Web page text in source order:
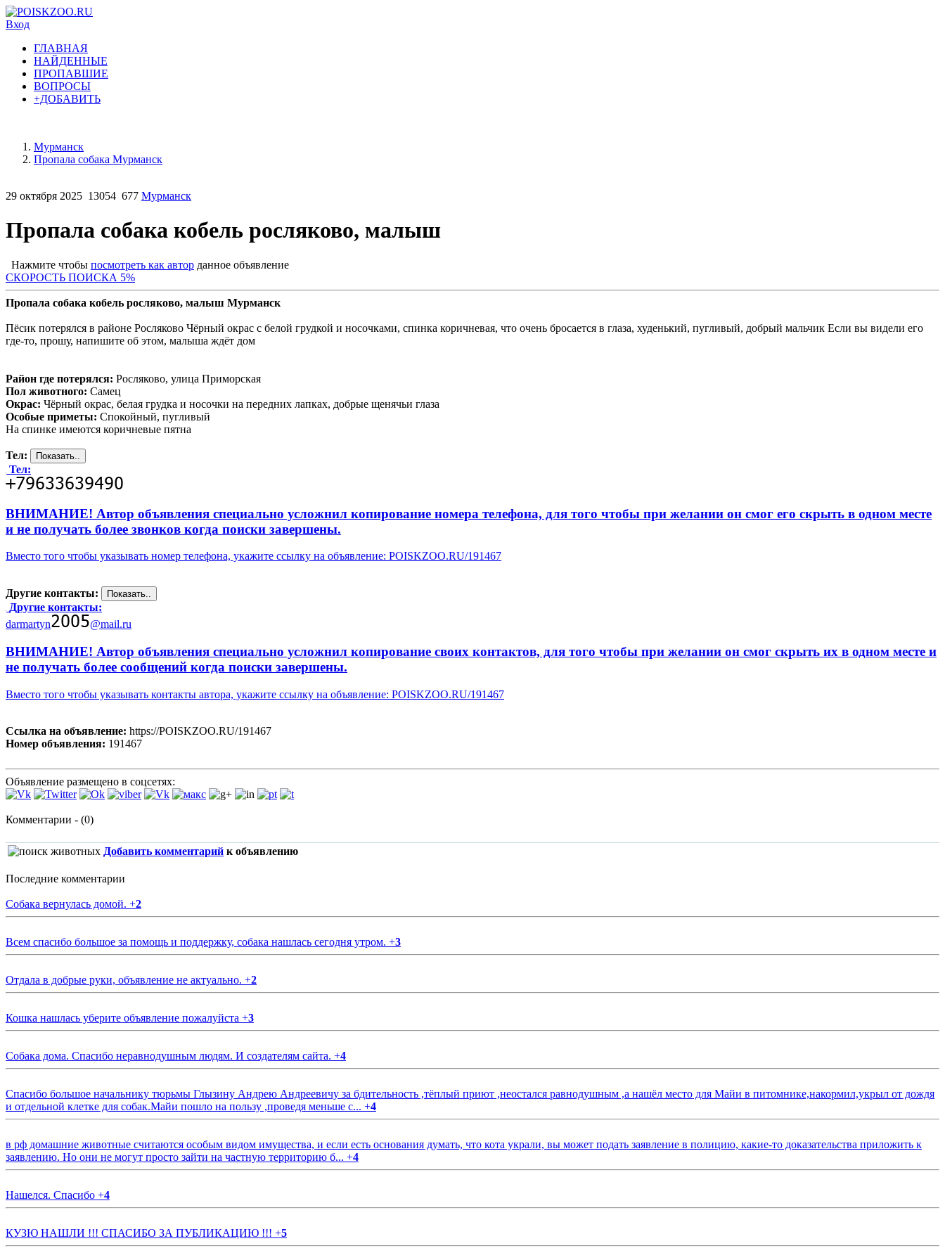
Вход
ГЛАВНАЯ
НАЙДЕННЫЕ
ПРОПАВШИЕ
ВОПРОСЫ
+ДОБАВИТЬ
Мурманск
Пропала собака Мурманск
29 октября 2025 13054 677 Мурманск
Пропала собака кобель росляково, малыш
Нажмите чтобы посмотреть как автор данное объявление
СКОРОСТЬ ПОИСКА 5%
Пропала собака кобель росляково, малыш Мурманск
Пёсик потерялся в районе Росляково Чёрный окрас с белой грудкой и носочками, спинка коричневая, что очень бросается в глаза, худенький, пугливый, добрый мальчик Если вы видели его
где-то, прошу, напишите об этом, малыша ждёт дом
Район где потерялся: Росляково, улица Приморская
Пол животного: Самец
Окрас: Чёрный окрас, белая грудка и носочки на передних лапках, добрые щенячьи глаза
Особые приметы: Спокойный, пугливый
На спинке имеются коричневые пятна
Тел:
Тел:
ВНИМАНИЕ! Автор объявления специально усложнил копирование номера телефона, для того чтобы при желании он смог его скрыть в одном месте
и не получать более звонков когда поиски завершены.
Вместо того чтобы указывать номер телефона, укажите ссылку на объявление: POISKZOO.RU/191467
Другие контакты:
Другие контакты:
darmartyn
@mail.ru
ВНИМАНИЕ! Автор объявления специально усложнил копирование своих контактов, для того чтобы при желании он смог скрыть их в одном месте и
не получать более сообщений когда поиски завершены.
Вместо того чтобы указывать контакты автора, укажите ссылку на объявление: POISKZOO.RU/191467
Ссылка на объявление: https://POISKZOO.RU/191467
Номер объявления: 191467
Объявление размещено в соцсетях:
Комментарии - (0)
Добавить комментарий к объявлению
Последние комментарии
Собака вернулась домой. +2
Всем спасибо большое за помощь и поддержку, собака нашлась сегодня утром. +3
Отдала в добрые руки, объявление не актуально. +2
Кошка нашлась уберите объявление пожалуйста +3
Собака дома. Спасибо неравнодушным людям. И создателям сайта. +4
Спасибо большое начальнику тюрьмы Глызину Андрею Андреевичу за бдительность ,тёплый приют ,неостался равнодушным ,а нашёл место для Майи в питомнике,накормил,укрыл от дождя
и отдельной клетке для собак.Майи пошло на пользу ,проведя меньше с... +4
в рф домашние животные считаются особым видом имущества, и если есть основания думать, что кота украли, вы может подать заявление в полицию, какие-то доказательства приложить к
заявлению. Но они не могут просто зайти на частную территорию б... +4
Нашелся. Спасибо +4
КУЗЮ НАШЛИ !!! СПАСИБО ЗА ПУБЛИКАЦИЮ !!! +5